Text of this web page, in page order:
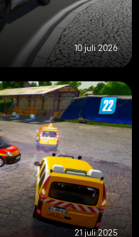
10 juli 2026
21 juli 2025